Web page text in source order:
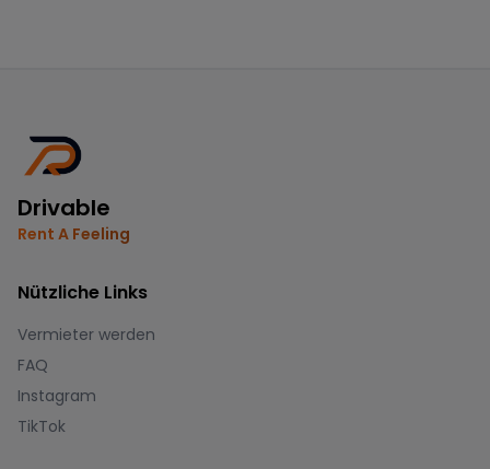
Drivable
Rent A Feeling
Nützliche Links
Vermieter werden
FAQ
Instagram
TikTok